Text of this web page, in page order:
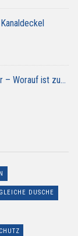
– Worauf ist zu…
DUSCHE